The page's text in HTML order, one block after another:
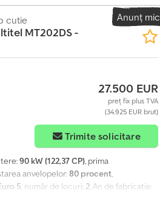
Clasa de emisii: EURO5 Putere: 90 kW
hidraulică, vehicul folosit
kg Număr de locuri: 2 Cutie de viteze:
Utilajul este în stare bună de
Prețul este NETTO pentru export.
Anunț mic
cutie
MT202DS -
27.500 EUR
preț fix plus TVA
(34.925 EUR brut)
Trimite solicitare
90 kW (122,37 CP), prima
anvelopelor:80 procent,
5, număr de locuri: 2, An de fabricație:
MT202DS - 20m - 200 kg Înălțime